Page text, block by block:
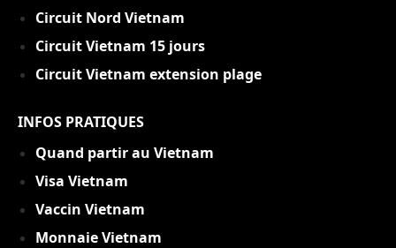
Circuit Nord Vietnam
Circuit Vietnam 15 jours
Circuit Vietnam extension plage
INFOS PRATIQUES
Quand partir au Vietnam
Visa Vietnam
Vaccin Vietnam
Monnaie Vietnam